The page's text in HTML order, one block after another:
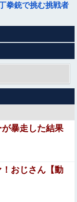
拳銃で挑む挑戦者
ちゃくちゃ見えて
！立花響がキモ
教されたり…他ま
ゃあサーモン
「ばっ、バカ
7人死亡、23人負
ぎる…
遺体1000体超を引
姿に心配の声殺
が暴走した結果
！おじさん【動